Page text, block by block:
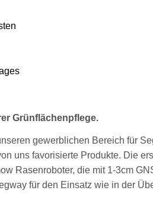
Grünflächenpflege.
gewerblichen Bereich für
uns favorisierte Produkte. Die
Rasenroboter, die mit 1-3cm
für den Einsatz wie in der